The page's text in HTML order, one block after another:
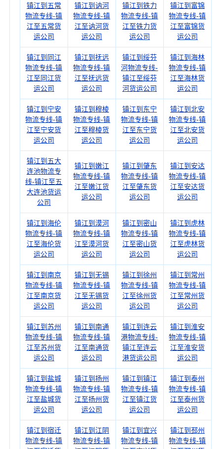
镇江到五常
物流专线-镇
江至五常货
运公司
镇江到讷河
物流专线-镇
江至讷河货
运公司
镇江到铁力
物流专线-镇
江至铁力货
运公司
镇江到富锦
物流专线-镇
江至富锦货
运公司
镇江到同江
物流专线-镇
江至同江货
运公司
镇江到抚远
物流专线-镇
江至抚远货
运公司
镇江到绥芬
河物流专线-
镇江至绥芬
河货运公司
镇江到海林
物流专线-镇
江至海林货
运公司
镇江到宁安
物流专线-镇
江至宁安货
运公司
镇江到穆棱
物流专线-镇
江至穆棱货
运公司
镇江到东宁
物流专线-镇
江至东宁货
运公司
镇江到北安
物流专线-镇
江至北安货
运公司
镇江到五大
连池物流专
线-镇江至五
大连池货运
公司
镇江到嫩江
物流专线-镇
江至嫩江货
运公司
镇江到肇东
物流专线-镇
江至肇东货
运公司
镇江到安达
物流专线-镇
江至安达货
运公司
镇江到海伦
物流专线-镇
江至海伦货
运公司
镇江到漠河
物流专线-镇
江至漠河货
运公司
镇江到密山
物流专线-镇
江至密山货
运公司
镇江到虎林
物流专线-镇
江至虎林货
运公司
镇江到南京
物流专线-镇
江至南京货
运公司
镇江到无锡
物流专线-镇
江至无锡货
运公司
镇江到徐州
物流专线-镇
江至徐州货
运公司
镇江到常州
物流专线-镇
江至常州货
运公司
镇江到苏州
物流专线-镇
江至苏州货
运公司
镇江到南通
物流专线-镇
江至南通货
运公司
镇江到连云
港物流专线-
镇江至连云
港货运公司
镇江到淮安
物流专线-镇
江至淮安货
运公司
镇江到盐城
物流专线-镇
江至盐城货
运公司
镇江到扬州
物流专线-镇
江至扬州货
运公司
镇江到镇江
物流专线-镇
江至镇江货
运公司
镇江到泰州
物流专线-镇
江至泰州货
运公司
镇江到宿迁
物流专线-镇
镇江到江阴
物流专线-镇
镇江到宜兴
物流专线-镇
镇江到邳州
物流专线-镇